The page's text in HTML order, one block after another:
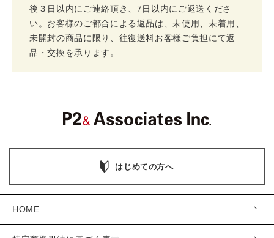
後３日以内にご連絡頂き、7日以内にご返送くださ
い。お客様のご都合による返品は、未使用、未着用、
未開封の商品に限り、往復送料お客様ご負担にて返
品・交換を承ります。
はじめての方へ
HOME